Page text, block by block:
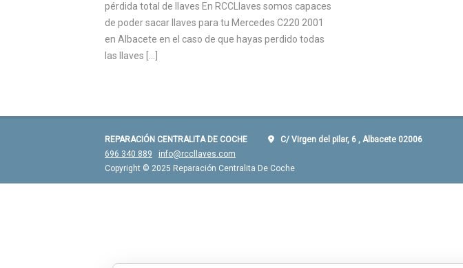
pérdida total de llaves En RCCLlaves somos capaces
de poder sacar llaves para tu Mercedes C220 2001
en Albacete en el caso de que hayas perdido todas
las llaves […]
REPARACIÓN CENTRALITA DE COCHE
C/ Virgen del pilar, 6 , Albacete 02006
696 340 889
info@rccllaves.com
Copyright © 2025 Reparación Centralita De Coche